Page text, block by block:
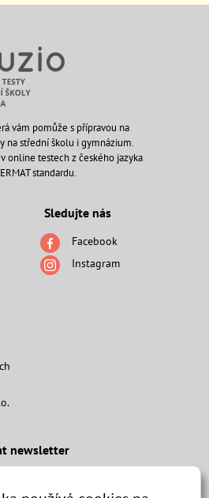
vám pomůže s přípravou na
na střední školu i gymnázium.
online testech z českého jazyka
standardu.
Sledujte nás
Facebook
Instagram
newsletter